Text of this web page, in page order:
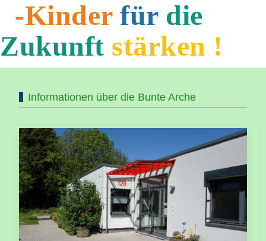
-Kinder für die
Zukunft stärken !
Informationen über die Bunte Arche